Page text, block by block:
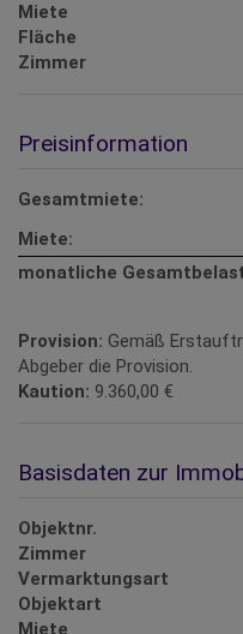
Miete
Fläche
Zimmer
Preisinformation
Gesamtmiete:
Miete:
monatliche
Provision: Gemäß
Abgeber die Provision.
Kaution: 9.360,00 €
Basisdaten zur
Objektnr.
Zimmer
Vermarktungsart
Objektart
Miete